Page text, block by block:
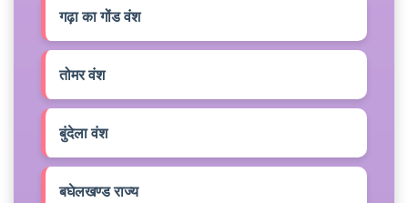
गढ़ा का गोंड वंश
तोमर वंश
बुंदेला वंश
बघेलखण्ड राज्य